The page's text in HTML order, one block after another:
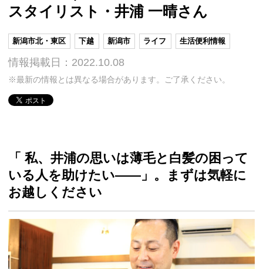
スタイリスト・井浦 一晴さん
新潟市北・東区 下越 新潟市 ライフ 生活便利情報
情報掲載日：2022.10.08
※最新の情報とは異なる場合があります。ご了承ください。
「 私、井浦の思いは薄毛と白髪の困って
いる人を助けたい――」。まずは気軽に
お越しください